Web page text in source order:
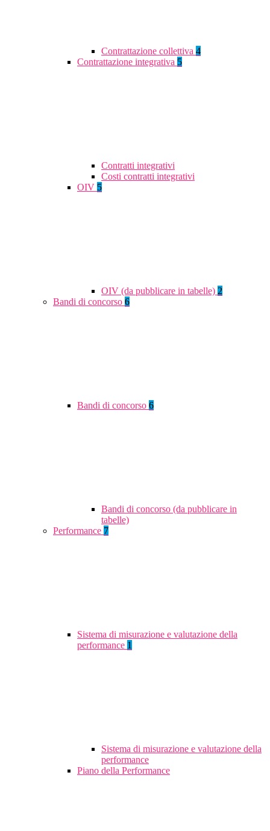
Contrattazione collettiva 4
Contrattazione integrativa 5
Contratti integrativi
Costi contratti integrativi
OIV 5
OIV (da pubblicare in tabelle) 2
Bandi di concorso 6
Bandi di concorso 6
Bandi di concorso (da pubblicare in
tabelle)
Performance 7
Sistema di misurazione e valutazione della
performance 1
Sistema di misurazione e valutazione della
performance
Piano della Performance